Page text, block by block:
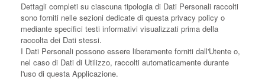
Dettagli completi su ciascuna tipologia di Dati Personali raccolti
sono forniti nelle sezioni dedicate di questa privacy policy o
mediante specifici testi informativi visualizzati prima della
raccolta dei Dati stessi.
I Dati Personali possono essere liberamente forniti dall'Utente o,
nel caso di Dati di Utilizzo, raccolti automaticamente durante
l'uso di questa Applicazione.